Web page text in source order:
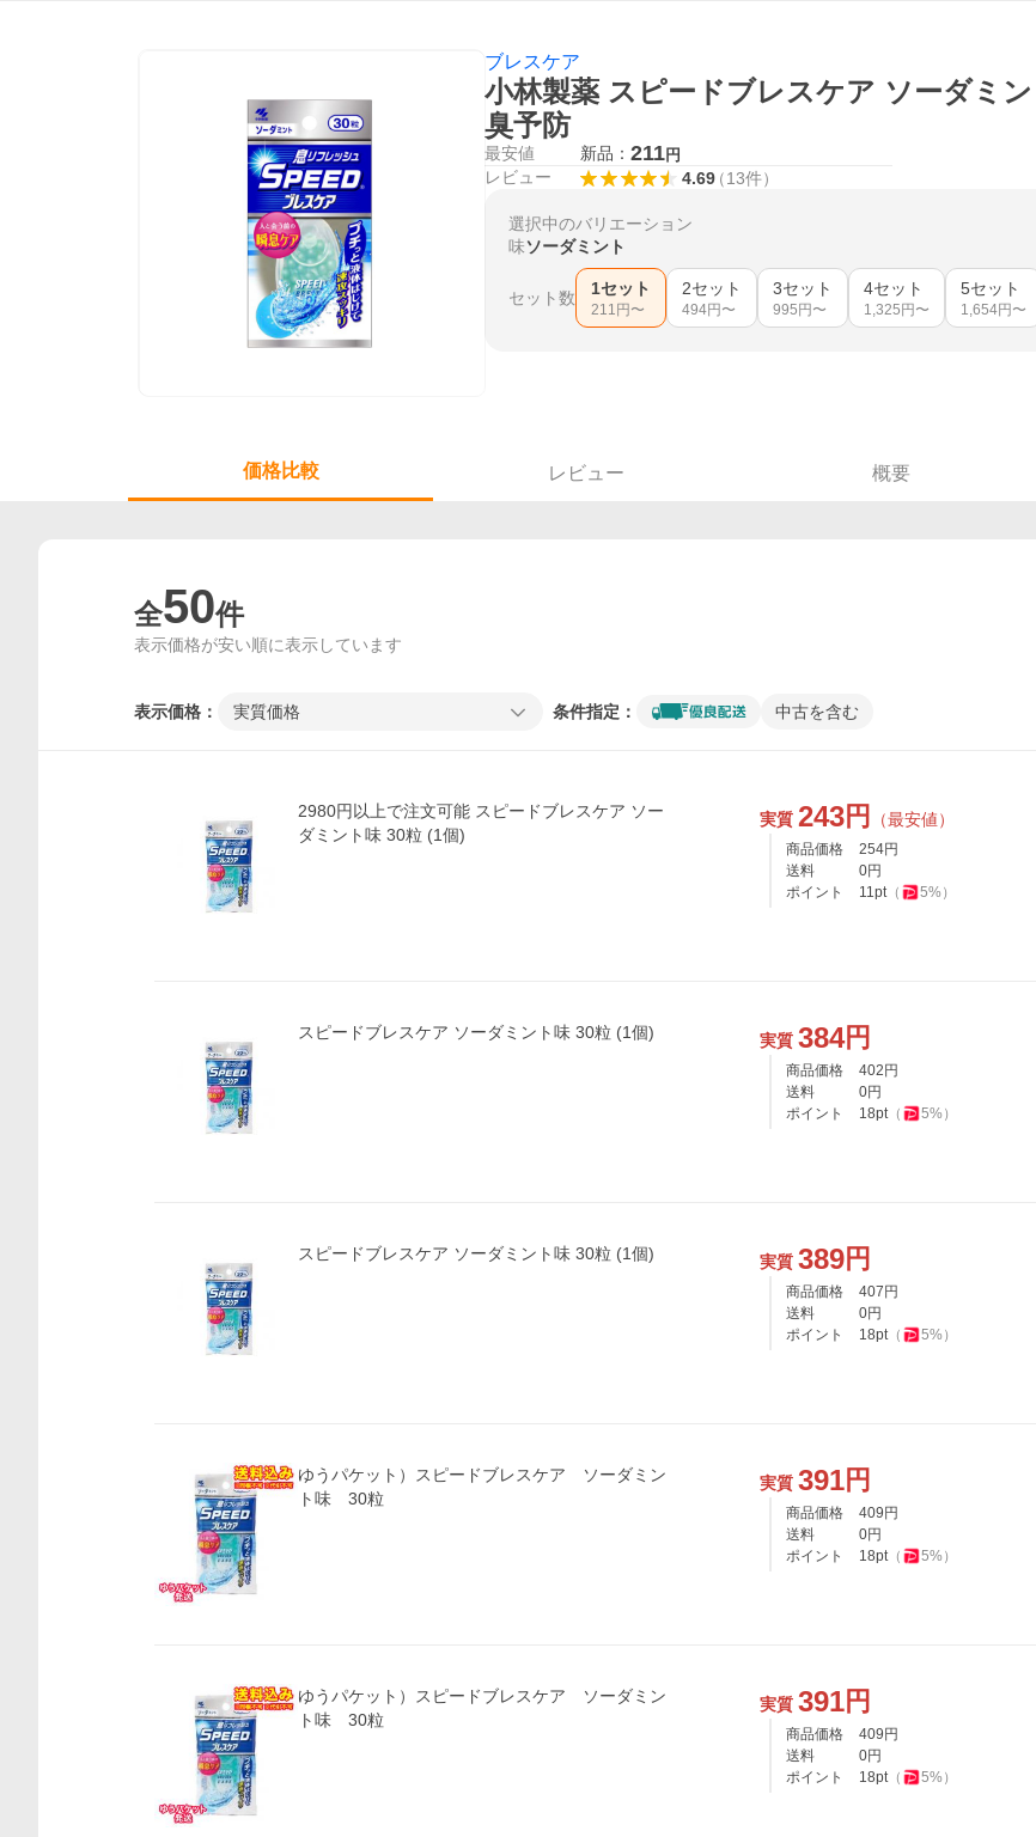
ブレスケア
小林製薬 スピードブレスケア ソーダミ
臭予防
最安値 新品： 211円
レビュー 4.69（13件）
選択中のバリエーション
味ソーダミント
セット数 1セット
211 円〜
2セット
494円〜
3セット
995 円〜
4セット
1,325 円〜
5セット
1,654円〜
価格比較 レビュー 概要
全50件
表示価格が安い順に表示しています
表示価格： 実質価格 条件指定： 中古を含む
2980円以上で注文可能 スピードブレスケア ソー
ダミント味 30粒 (1個)
実質 243円 （最安値）
商品価格 254円
送料
0円
ポイント
11pt（ 5%）
スピードブレスケア ソーダミント味 30粒 (1個) 実質 384円
商品価格 402 円
送料
0円
ポイント
18pt（ 5%）
スピードブレスケア ソーダミント味 30粒 (1個) 実質 389円
商品価格 407 円
送料
0円
ポイント
18pt（ 5%）
ゆうパケット）スピードブレスケア ソーダミン
ト味 30粒
実質 391円
商品価格 409 円
送料
0円
ポイント
18pt（ 5%）
ゆうパケット）スピードブレスケア ソーダミン
ト味 30粒
実質 391円
商品価格 409 円
送料
0円
ポイント
18pt（ 5%）